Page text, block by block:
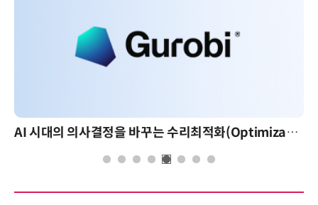
AI 시대의 의사결정을 바꾸는 수리최적화(Optimization): 실제 산업 적용 사례와 활용 전략